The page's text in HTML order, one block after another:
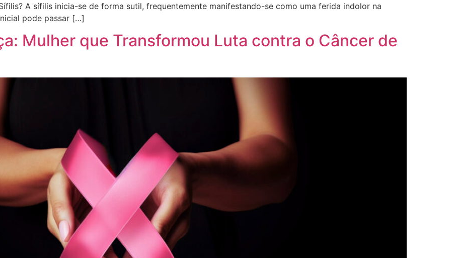
A sífilis inicia-se de forma sutil, frequentemente manifestando-se como uma ferida indolor na
pode passar […]
Mulher que Transformou Luta contra o Câncer de